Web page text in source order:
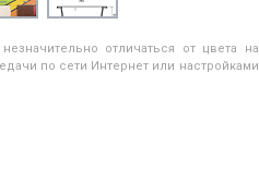
отличаться от цвета на
по сети Интернет или настройками